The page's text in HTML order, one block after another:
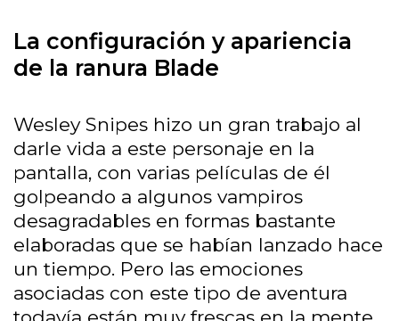
La configuración y apariencia
de la ranura Blade
Wesley Snipes hizo un gran trabajo al
darle vida a este personaje en la
pantalla, con varias películas de él
golpeando a algunos vampiros
desagradables en formas bastante
elaboradas que se habían lanzado hace
un tiempo. Pero las emociones
asociadas con este tipo de aventura